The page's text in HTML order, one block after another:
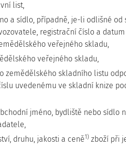
list,
a sídlo, případně, je-li odlišné od
registrační číslo a
veřejného skladu,
veřejného skladu,
zemědělského skladního listu
uvedenému ve skladní knize
jméno, bydliště nebo sídlo
druhu, jakosti a ceně1)zboží při